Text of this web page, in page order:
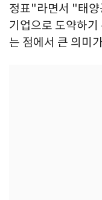
정표"라면서 "태양
기업으로 도약하
는 점에서 큰 의미